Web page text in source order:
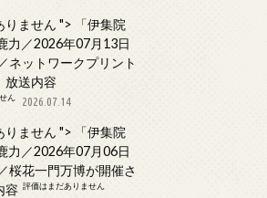
りません ">
「伊集院
力／2026年07月13日
ネットワークプリント
放送内容
ん 2026.07.14
りません ">
「伊集院
力／2026年07月06日
桜花一門万博が開催さ
容 評価はまだありません